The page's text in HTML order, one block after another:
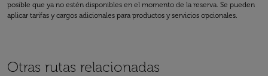
posible que ya no estén disponibles en el momento de la reserva. Se pueden
aplicar tarifas y cargos adicionales para productos y servicios opcionales.
Otras rutas relacionadas